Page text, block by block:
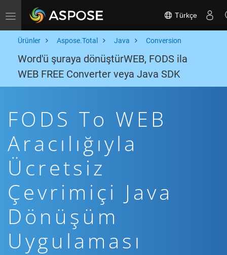
Toggle navigation Türkçe
Ürünler Aspose.Total Java Conversion
Word'ü şuraya dönüştürWEB, FODS ila
WEB FREE Converter veya Java SDK
FODS To WEB
Aracılığıyla
Ücretsiz
Çevrimiçi Java
Dönüşüm
Uygulaması